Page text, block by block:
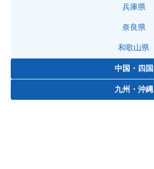
兵庫県
奈良県
和歌山県
中国・四国
九州・沖縄